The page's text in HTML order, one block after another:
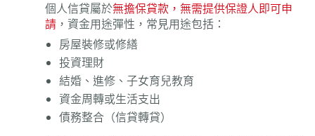
個人信貸屬於無擔保貸款，無需提供保證人即可申
請 ，資金用途彈性，常見用途包括：
房屋裝修或修繕
投資理財
結婚、進修、子女育兒教育
資金周轉或生活支出
債務整合（信貸轉貸）